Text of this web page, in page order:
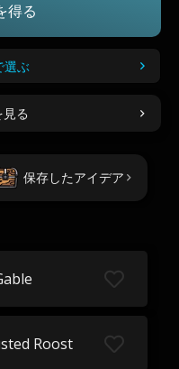
得る
選ぶ
る
保存したアイデア
Roost